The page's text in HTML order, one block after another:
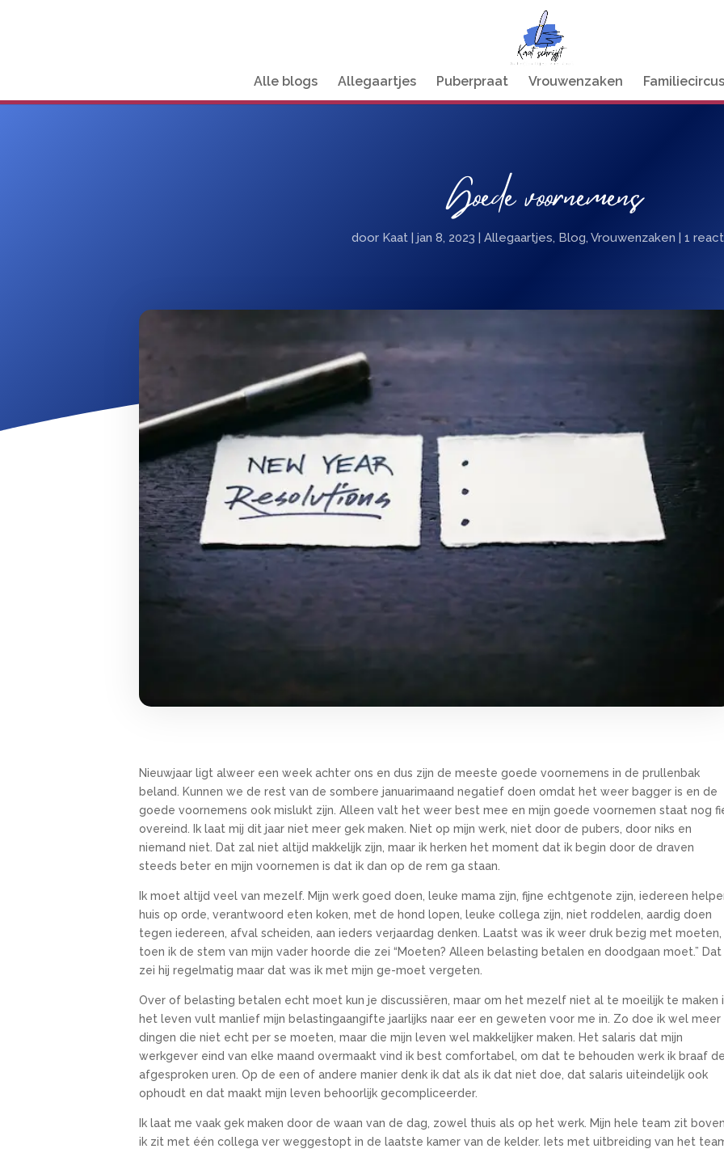
Alle blogs Allegaartjes Puberpraat Vrouwenzaken Familiecircus
Goede voornemens
door Kaat | jan 8, 2023 | Allegaartjes, Blog, Vrouwenzaken | 1
Nieuwjaar ligt alweer een week achter ons en dus zijn de meeste goede voornemens in de prullenbak
beland. Kunnen we de rest van de sombere januarimaand negatief doen omdat het weer bagger is en de
goede voornemens ook mislukt zijn. Alleen valt het weer best mee en mijn goede voornemen staat nog
overeind. Ik laat mij dit jaar niet meer gek maken. Niet op mijn werk, niet door de pubers, door niks en
niemand niet. Dat zal niet altijd makkelijk zijn, maar ik herken het moment dat ik begin door de draven
steeds beter en mijn voornemen is dat ik dan op de rem ga staan.
Ik moet altijd veel van mezelf. Mijn werk goed doen, leuke mama zijn, fijne echtgenote zijn, iedereen
huis op orde, verantwoord eten koken, met de hond lopen, leuke collega zijn, niet roddelen, aardig doen
tegen iedereen, afval scheiden, aan ieders verjaardag denken. Laatst was ik weer druk bezig met moeten,
toen ik de stem van mijn vader hoorde die zei “Moeten? Alleen belasting betalen en doodgaan moet.” Dat
zei hij regelmatig maar dat was ik met mijn ge-moet vergeten.
Over of belasting betalen echt moet kun je discussiëren, maar om het mezelf niet al te moeilijk te maken
het leven vult manlief mijn belastingaangifte jaarlijks naar eer en geweten voor me in. Zo doe ik wel meer
dingen die niet echt per se moeten, maar die mijn leven wel makkelijker maken. Het salaris dat mijn
werkgever eind van elke maand overmaakt vind ik best comfortabel, om dat te behouden werk ik braaf
afgesproken uren. Op de een of andere manier denk ik dat als ik dat niet doe, dat salaris uiteindelijk ook
ophoudt en dat maakt mijn leven behoorlijk gecompliceerder.
Ik laat me vaak gek maken door de waan van de dag, zowel thuis als op het werk. Mijn hele team zit
ik zit met één collega ver weggestopt in de laatste kamer van de kelder. Iets met uitbreiding van het